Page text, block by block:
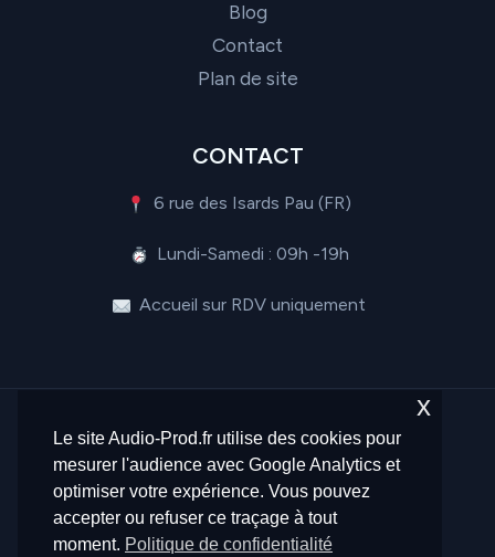
Blog
Contact
Plan de site
CONTACT
6 rue des Isards Pau (FR)
Lundi-Samedi : 09h -19h
Accueil sur RDV uniquement
© 2026 Audio-Prod.fr - Tous droits réservés -
Propulsé parCréafunnels64
Le site Audio-Prod.fr utilise des cookies pour
mesurer l'audience avec Google Analytics et
optimiser votre expérience. Vous pouvez
accepter ou refuser ce traçage à tout
moment. Politique de confidentialité
x